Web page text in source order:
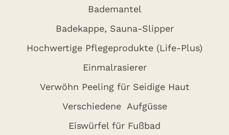
Bademantel
Badekappe, Sauna-Slipper
Hochwertige Pflegeprodukte (Life-Plus)
Einmalrasierer
Verwöhn Peeling für Seidige Haut
Verschiedene Aufgüsse
Eiswürfel für Fußbad